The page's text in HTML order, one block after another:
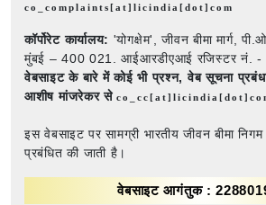
co_complaints[at]licindia[dot]com
कॉर्पोरेट कार्यालय: 'योगक्षेम', जीवन बीमा मार्ग,
मुंबई – 400 021. आईआरडीएआई रजिस्टर नं. -
वेबसाइट के बारे में कोई भी प्रश्न, वेब सूचना
आशीष मांजरेकर से
इस वेबसाइट पर सामग्री भारतीय जीवन बीमा निगम
प्रबंधित की जाती है।
वेबसाइट आगंतुक :